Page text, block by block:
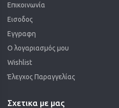
Επικοινωνία
Εισοδος
Εγγραφη
Ο λογαριασμός μου
Wishlist
Έλεγχος Παραγγελίας
Σχετικα με μας